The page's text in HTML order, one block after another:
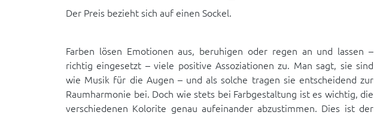
Der Preis bezieht sich auf einen Sockel.
Farben lösen Emotionen aus, beruhigen oder regen an und lassen –
richtig eingesetzt – viele positive Assoziationen zu. Man sagt, sie sind
wie Musik für die Augen – und als solche tragen sie entscheidend zur
Raumharmonie bei. Doch wie stets bei Farbgestaltung ist es wichtig, die
verschiedenen Kolorite genau aufeinander abzustimmen. Dies ist der